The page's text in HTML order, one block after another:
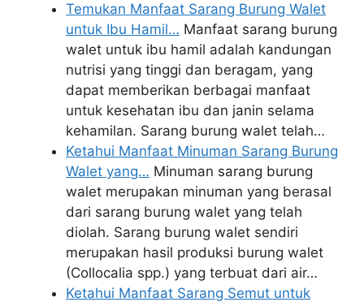
Temukan Manfaat Sarang Burung Walet
untuk Ibu Hamil… Manfaat sarang burung
walet untuk ibu hamil adalah kandungan
nutrisi yang tinggi dan beragam, yang
dapat memberikan berbagai manfaat
untuk kesehatan ibu dan janin selama
kehamilan. Sarang burung walet telah…
Ketahui Manfaat Minuman Sarang Burung
Walet yang… Minuman sarang burung
walet merupakan minuman yang berasal
dari sarang burung walet yang telah
diolah. Sarang burung walet sendiri
merupakan hasil produksi burung walet
(Collocalia spp.) yang terbuat dari air…
Ketahui Manfaat Sarang Semut untuk